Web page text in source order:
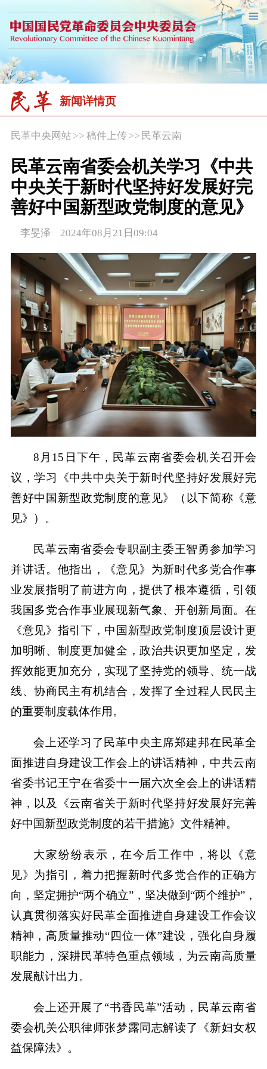
新闻详情页
民革中央网站>> 稿件上传 >> 民革云南
民革云南省委会机关学习《中共
中央关于新时代坚持好发展好完
善好中国新型政党制度的意见》
李旻泽 2024年08月21日09:04
8月15日下午，民革云南省委会机关召开会
议，学习《中共中央关于新时代坚持好发展好完
善好中国新型政党制度的意见》（以下简称《意
见》）。
民革云南省委会专职副主委王智勇参加学习
并讲话。他指出，《意见》为新时代多党合作事
业发展指明了前进方向，提供了根本遵循，引领
我国多党合作事业展现新气象、开创新局面。在
《意见》指引下，中国新型政党制度顶层设计更
加明晰、制度更加健全，政治共识更加坚定，发
挥效能更加充分，实现了坚持党的领导、统一战
线、协商民主有机结合，发挥了全过程人民民主
的重要制度载体作用。
会上还学习了民革中央主席郑建邦在民革全
面推进自身建设工作会上的讲话精神，中共云南
省委书记王宁在省委十一届六次全会上的讲话精
神，以及《云南省关于新时代坚持好发展好完善
好中国新型政党制度的若干措施》文件精神。
大家纷纷表示，在今后工作中，将以《意
见》为指引，着力把握新时代多党合作的正确方
向，坚定拥护“两个确立”，坚决做到“两个维护”，
认真贯彻落实好民革全面推进自身建设工作会议
精神，高质量推动“四位一体”建设，强化自身履
职能力，深耕民革特色重点领域，为云南高质量
发展献计出力。
会上还开展了“书香民革”活动，民革云南省
委会机关公职律师张梦露同志解读了《新妇女权
益保障法》。